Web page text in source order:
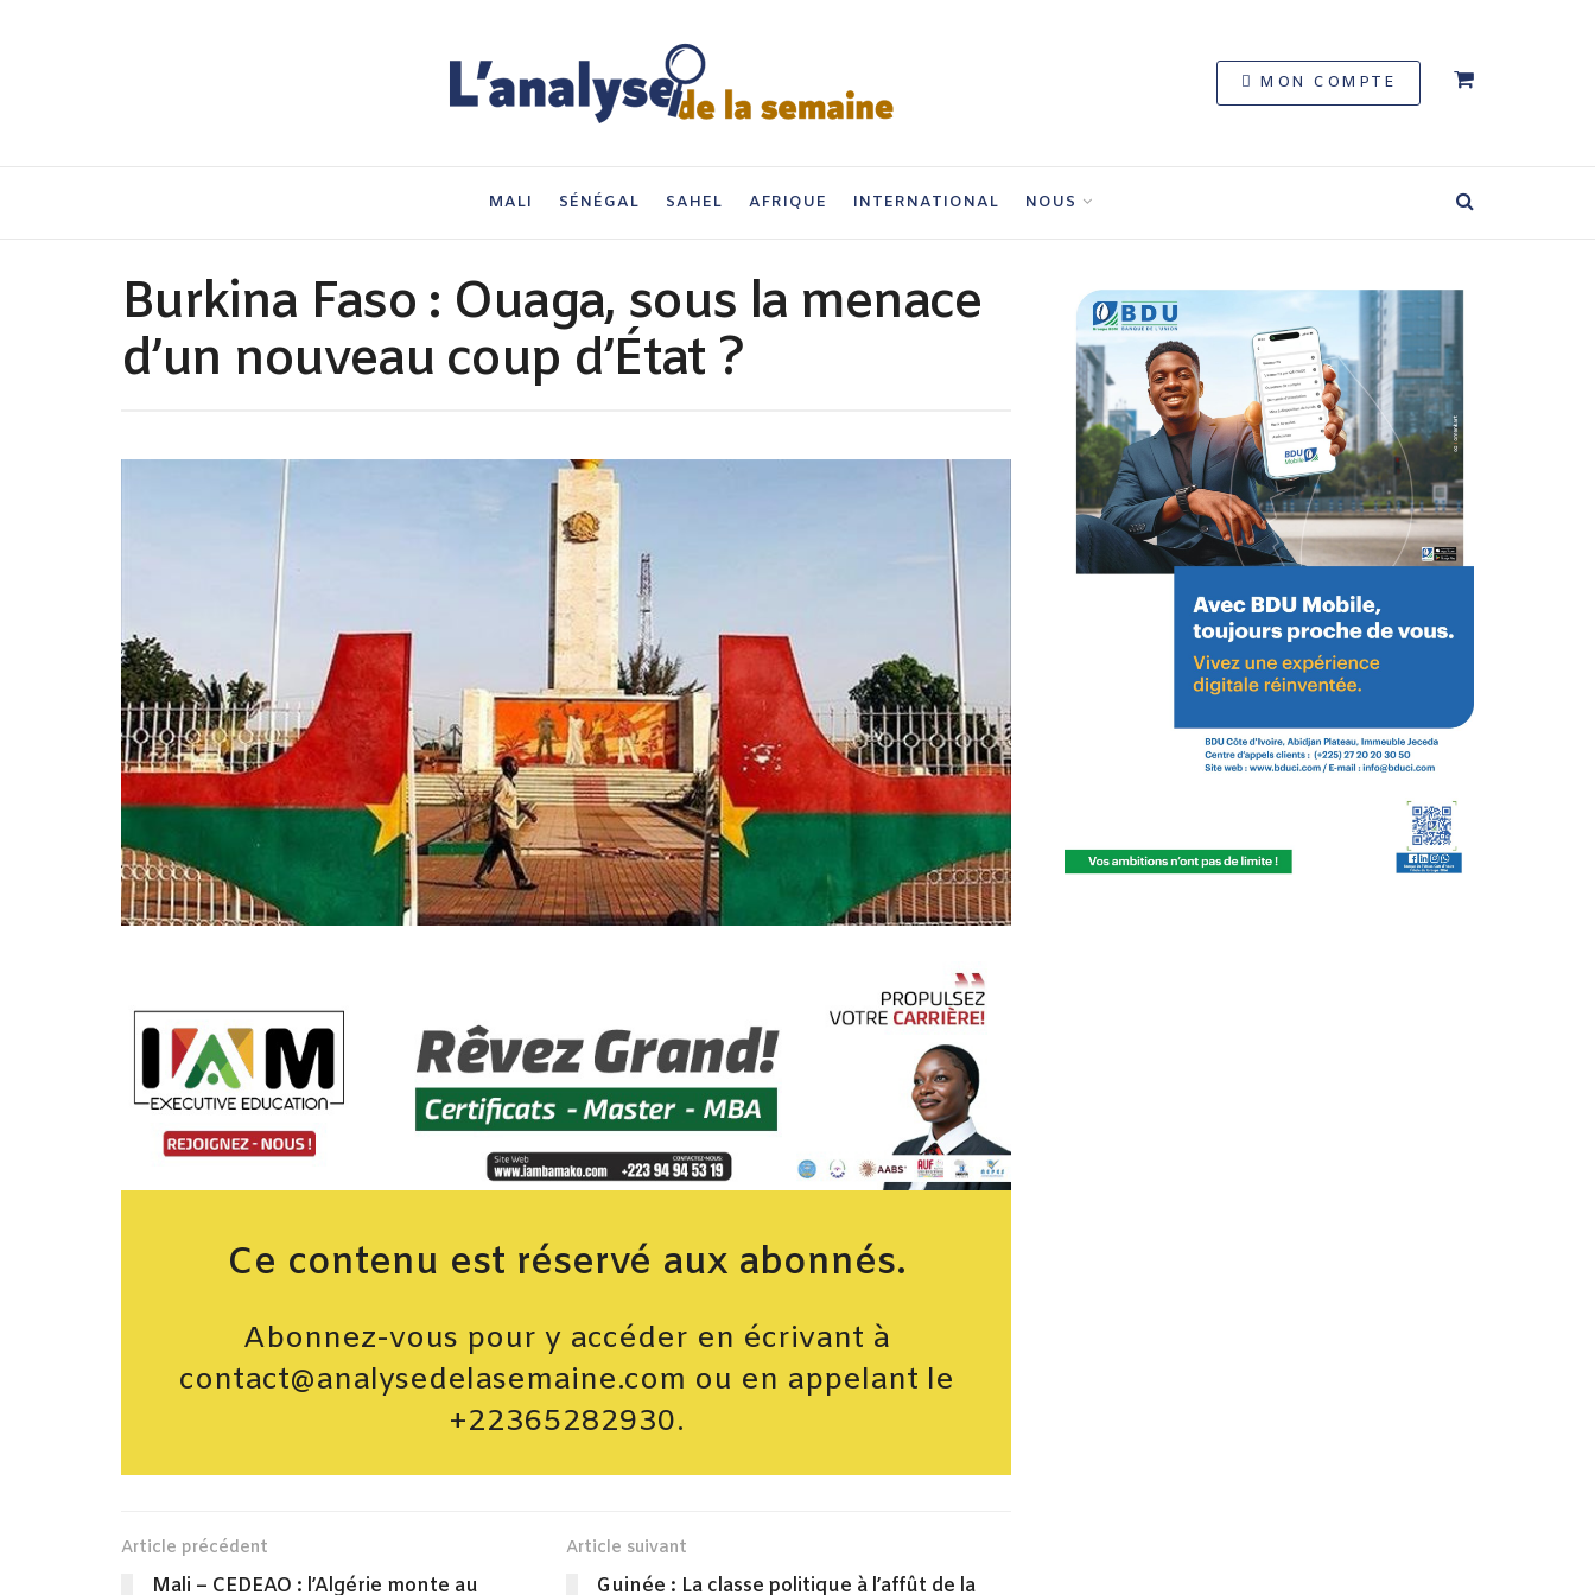
MON COMPTE
MALI SÉNÉGAL SAHEL AFRIQUE INTERNATIONAL NOUS
Burkina Faso : Ouaga, sous la menace
d’un nouveau coup d’État ?
Ce contenu est réservé aux abonnés.
Abonnez-vous pour y accéder en écrivant à
contact@analysedelasemaine.com ou en appelant le
+22365282930.
Article précédent
Mali – CEDEAO : l’Algérie monte au
Article suivant
Guinée : La classe politique à l’affût de la